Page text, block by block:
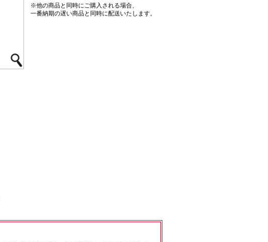
※他の商品と同時にご購入される場合、
一番納期の遅い商品と同時に配送いたします。